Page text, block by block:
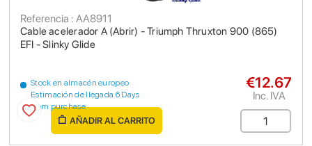
Cable acelerador A (Abrir) - Triumph Thruxton 900 (865)
EFI - Slinky Glide
Referencia : AA8911
Stock en almacén europeo
Estimación de llegada 6 Days
from purchase
€12.67
Inc. IVA
AÑADIR AL CARRITO